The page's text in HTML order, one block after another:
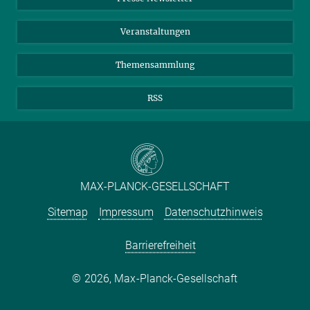
TikTok
YouTube
Veranstaltungen
Themensammlung
RSS
MAX-PLANCK-GESELLSCHAFT
Sitemap
Impressum Datenschutzhinweis
Barrierefreiheit
2026, Max-Planck-Gesellschaft